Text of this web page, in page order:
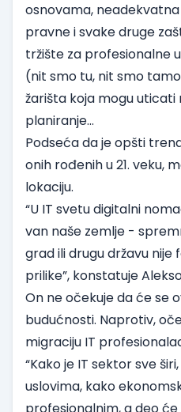
osnovama,
pravne i svake druge
tržište za profesionalne
(nit smo tu, nit smo
žarišta koja mogu uticati
planiranje...
Podseća da je opšti
onih rođenih u 21. veku,
lokaciju.
“U IT svetu digitalni
van naše zemlje -
grad ili drugu državu
prilike”, konstatuje
On ne očekuje da će se
budućnosti. Naprotiv,
migraciju IT
“Kako je IT sektor sve
uslovima, kako